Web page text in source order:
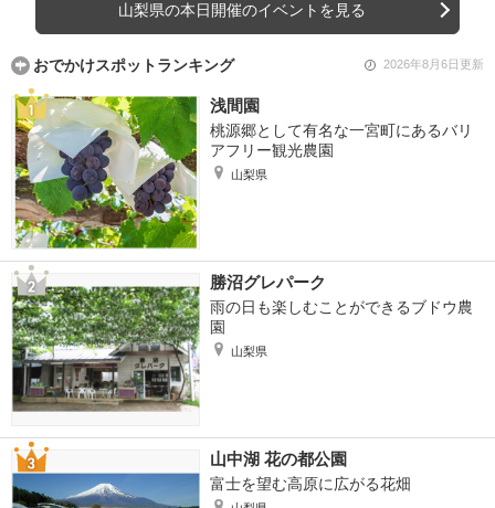
山梨県の本日開催のイベントを見る
おでかけスポットランキング 2026年8月6日更新
浅間園
桃源郷として有名な一宮町にあるバリ
アフリー観光農園
山梨県
勝沼グレパーク
雨の日も楽しむことができるブドウ農
園
山梨県
山中湖 花の都公園
富士を望む高原に広がる花畑